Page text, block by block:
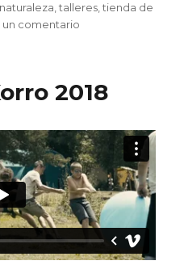
naturaleza ,talleres ,tienda de
un comentario
2018